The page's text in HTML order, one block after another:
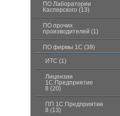
ПО Лаборатории
Касперского (13)
ПО прочих
производителей (1)
ПО фирмы 1С (39)
ИТС (1)
Лицензии
1С:Предприятие
8 (20)
ПП 1С:Предприятие
8 (13)